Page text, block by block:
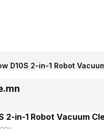
D10S 2-in-1 Robot
2-in-1 Robot Vacuum